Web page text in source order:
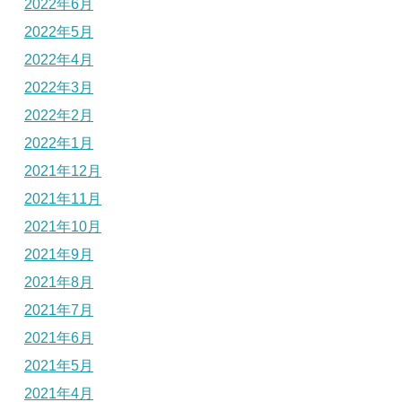
2022年6月
2022年5月
2022年4月
2022年3月
2022年2月
2022年1月
2021年12月
2021年11月
2021年10月
2021年9月
2021年8月
2021年7月
2021年6月
2021年5月
2021年4月